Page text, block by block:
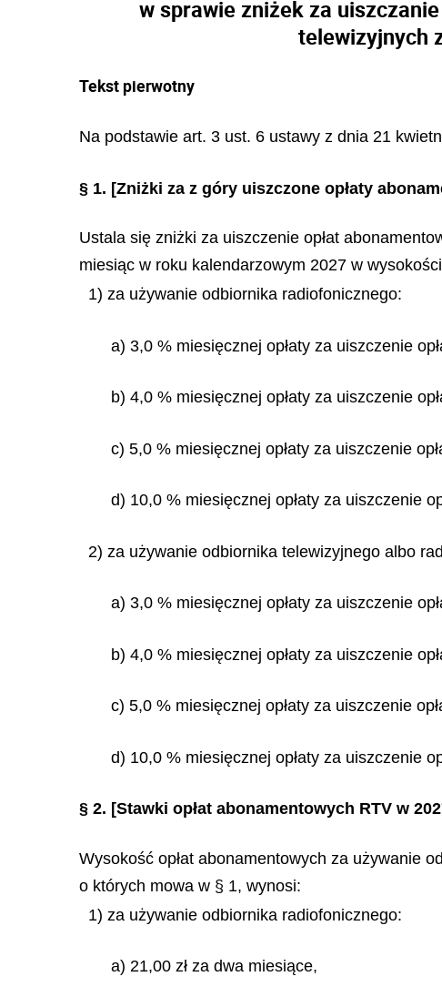
w sprawie zniżek za
telewizyjnych
Tekst pierwotny
Na podstawie art. 3 ust. 6 ustawy z dnia 21
§ 1. [Zniżki za z góry uiszczone opłaty
Ustala się zniżki za uiszczenie opłat
miesiąc w roku kalendarzowym 2027 w
1) za używanie odbiornika radiofonicznego:
a) 3,0 % miesięcznej opłaty za uiszczenie
b) 4,0 % miesięcznej opłaty za uiszczenie
c) 5,0 % miesięcznej opłaty za uiszczenie
d) 10,0 % miesięcznej opłaty za uiszczenie
2) za używanie odbiornika telewizyjnego albo
a) 3,0 % miesięcznej opłaty za uiszczenie
b) 4,0 % miesięcznej opłaty za uiszczenie
c) 5,0 % miesięcznej opłaty za uiszczenie
d) 10,0 % miesięcznej opłaty za uiszczenie
§ 2. [Stawki opłat abonamentowych RTV w
Wysokość opłat abonamentowych za używanie
o których mowa w § 1, wynosi:
1) za używanie odbiornika radiofonicznego:
a) 21,00 zł za dwa miesiące,